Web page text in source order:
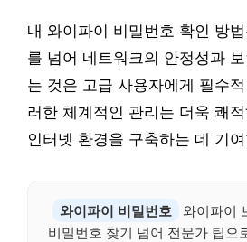
내 와이파이 비밀번호 확인 방
를 넘어 네트워크의 안정성과
는 것은 고급 사용자에게 필수
러한 체계적인 관리는 더욱 쾌
인터넷 환경을 구축하는 데 기
와이파이 비밀번호
와이파이
비밀번호 찾기 넘어 전문가 팁으